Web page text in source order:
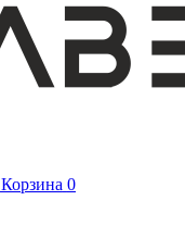
Корзина 0